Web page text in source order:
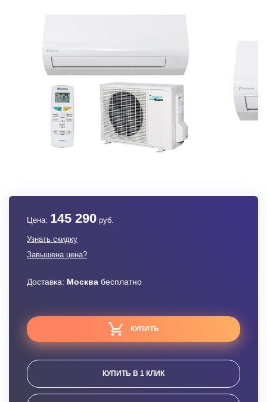
Цена: 145 290 руб.
Узнать скидку
Завышена цена?
Доставка: Москва бесплатно
КУПИТЬ
КУПИТЬ В 1 КЛИК